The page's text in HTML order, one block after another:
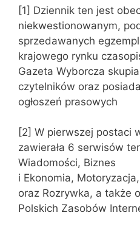
[1] Dziennik ten jest
niekwestionowanym,
sprzedawanych
krajowego rynku
Gazeta Wyborcza
czytelników oraz
ogłoszeń prasowych
[2] W pierwszej postaci
zawierała 6 serwisów
Wiadomości, Biznes
i Ekonomia,
oraz Rozrywka, a także
Polskich Zasobów